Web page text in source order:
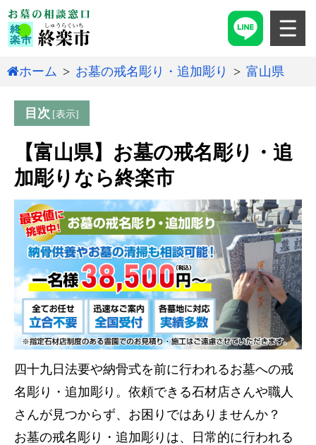
ホーム お墓の戒名彫り・追加彫り 富山県
目次
【富山県】お墓の戒名彫り・追
加彫りなら終楽市
四十九日法要や納骨式を前に行われるお墓への戒
名彫り・追加彫り。依頼できる石材店さんや職人
さんが見つからず、お困りではありませんか？
お墓の戒名彫り・追加彫りは、日常的に行われる